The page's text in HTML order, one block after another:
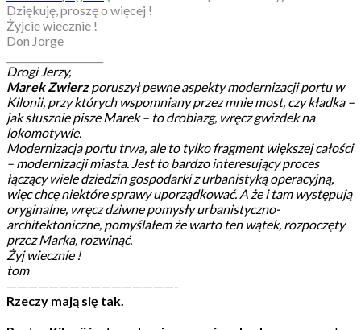
Dziękuję, proszę o więcej !
Żyjcie wiecznie !
Don Jorge
Drogi Jerzy,
Marek Zwierzporuszył pewne aspekty modernizacji portu w
Kilonii, przy których wspomniany przez mnie most, czy kładka –
jak słusznie pisze Marek – to drobiazg, wręcz gwizdek na
lokomotywie.
Modernizacja portu trwa, ale to tylko fragment większej całości
– modernizacji miasta. Jest to bardzo interesujący proces
łączący wiele dziedzin gospodarki z urbanistyką operacyjną,
więc chcę niektóre sprawy uporządkować. A że i tam występują
oryginalne, wręcz dziwne pomysły urbanistyczno-
architektoniczne, pomyślałem że warto ten wątek, rozpoczęty
przez Marka, rozwinąć.
Żyj wiecznie !
tom
————————————————-
Rzeczy mają się tak.